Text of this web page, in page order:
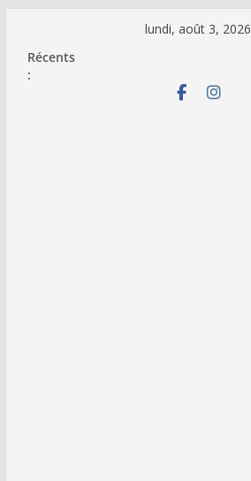
contenu
lundi, août 3, 2026
Récents
: